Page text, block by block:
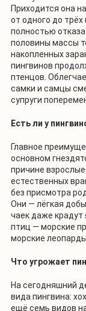
Приходится она
от одного до
полностью
половины массы
накопленных
пингвинов
птенцов.
самки и самцы
супруги
Есть ли у
Главное
основном
причине
естественных
без присмотра
Они — лёгкая
чаек даже крадут
птиц — морские
морские
Что угрожает
На сегодняшний
вида пингвина:
ещё семь видов